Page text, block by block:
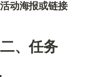
活动海报或链接
二、任务